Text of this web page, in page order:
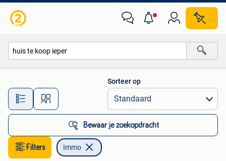
Alle afstanden…
Sorteer op
Bewaar je zoekopdracht
Filters Immo